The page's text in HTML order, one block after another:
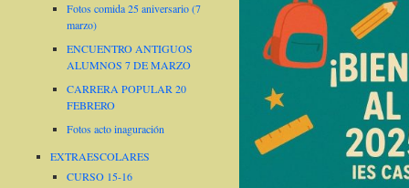
Fotos comida 25 aniversario (7
marzo)
ENCUENTRO ANTIGUOS
ALUMNOS 7 DE MARZO
CARRERA POPULAR 20
FEBRERO
Fotos acto inaguración
EXTRAESCOLARES
CURSO 15-16